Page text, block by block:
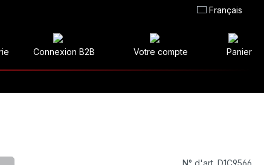
Français
Connexion B2B Votre compte Panier
N° d'art. D1C9566